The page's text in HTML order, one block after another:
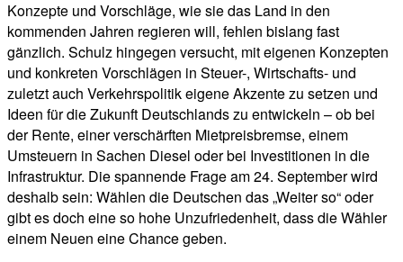
Konzepte und Vorschläge, wie sie das Land in den
kommenden Jahren regieren will, fehlen bislang fast
gänzlich. Schulz hingegen versucht, mit eigenen Konzepten
und konkreten Vorschlägen in Steuer-, Wirtschafts- und
zuletzt auch Verkehrspolitik eigene Akzente zu setzen und
Ideen für die Zukunft Deutschlands zu entwickeln – ob bei
der Rente, einer verschärften Mietpreisbremse, einem
Umsteuern in Sachen Diesel oder bei Investitionen in die
Infrastruktur. Die spannende Frage am 24. September wird
deshalb sein: Wählen die Deutschen das „Weiter so“ oder
gibt es doch eine so hohe Unzufriedenheit, dass die Wähler
einem Neuen eine Chance geben.